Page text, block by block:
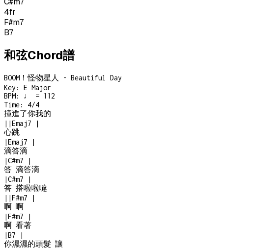
4fr
F#m7
B7
和弦Chord譜
BOOM！怪物星人 - Beautiful Day
Key: E Major
BPM: ♩ = 112
Time: 4/4
撞進了你我的
| |Emaj7
|
心跳
|Emaj7
|
滴答滴
|C#m7
|
答 滴答滴
|C#m7
|
答 搭啦啦噠
| |F#m7
|
啊 啊
|F#m7
|
啊 看著
|B7
|
你濕濕的頭髮 讓